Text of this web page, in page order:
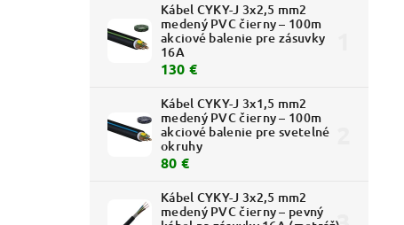
Kábel CYKY-J 3x2,5 mm2
medený PVC čierny – 100m
akciové balenie pre zásuvky
16A
130 €
Kábel CYKY-J 3x1,5 mm2
medený PVC čierny – 100m
akciové balenie pre svetelné
okruhy
80 €
Kábel CYKY-J 3x2,5 mm2
medený PVC čierny – pevný